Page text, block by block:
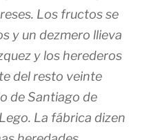
Los fructos se
y un dezmero llieva
y los herederos
del resto veinte
de Santiago de
La fábrica dizen